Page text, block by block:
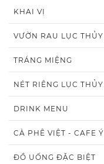
KHAI VỊ
VƯỜN RAU LỤC THỦY
TRÁNG MIỆNG
NÉT RIÊNG LỤC THỦY
DRINK MENU
CÀ PHÊ VIỆT - CAFE Ý
ĐỒ UỐNG ĐẶC BIỆT